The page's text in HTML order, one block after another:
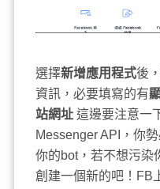
選擇新增應用程式後
資訊，必要填寫的有
站網址 這邊要注意一
Messenger API，你
你的bot，若不想污染
創建一個新的吧！FB